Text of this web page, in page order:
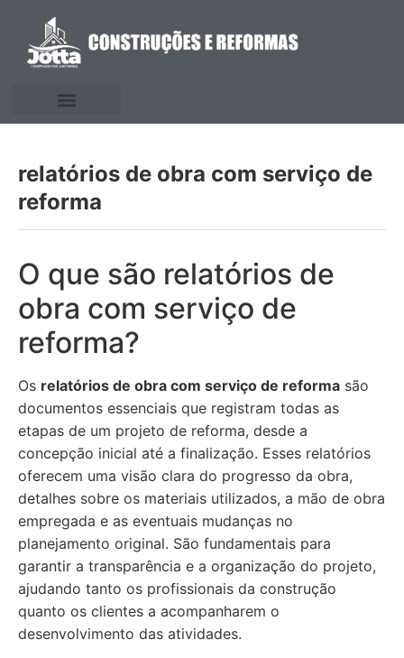
relatórios de obra com serviço de
reforma
O que são relatórios de
obra com serviço de
reforma?
Os relatórios de obra com serviço de reforma são
documentos essenciais que registram todas as
etapas de um projeto de reforma, desde a
concepção inicial até a finalização. Esses relatórios
oferecem uma visão clara do progresso da obra,
detalhes sobre os materiais utilizados, a mão de obra
empregada e as eventuais mudanças no
planejamento original. São fundamentais para
garantir a transparência e a organização do projeto,
ajudando tanto os profissionais da construção
quanto os clientes a acompanharem o
desenvolvimento das atividades.